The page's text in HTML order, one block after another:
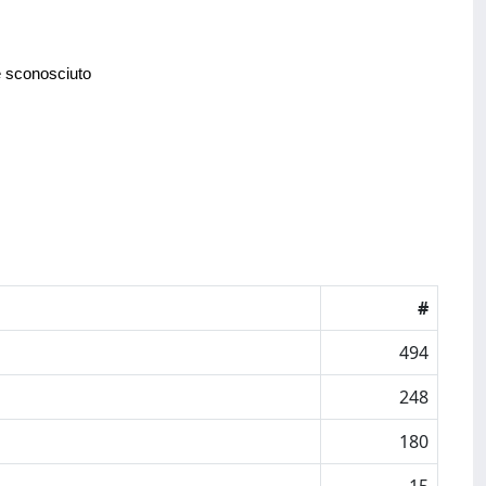
sconosciuto
#
494
248
180